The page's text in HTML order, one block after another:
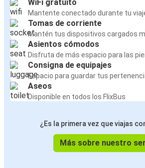
WiFi gratuito
Mantente conectado durante tu
Tomas de corriente
Mantén tus dispositivos cargados
Asientos cómodos
Disfruta de más espacio para las
Consigna de equipajes
Espacio para guardar tus
Aseos
Disponible en todos los FlixBus
¿Es la primera vez que viajas
Más sobre nuestro